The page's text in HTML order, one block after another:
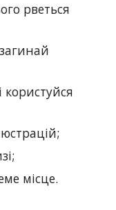
рветься
місце.